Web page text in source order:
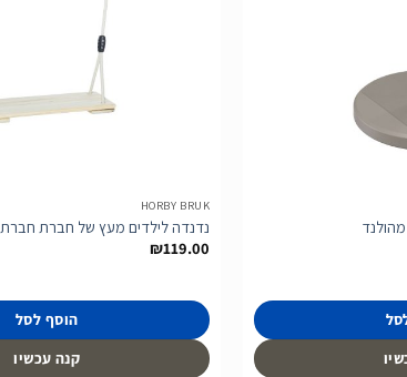
HORBY BRUK
נדנדה לילדים מעץ של חברת חברת Dice מבלגיה
₪119.00
הוסף לסל
קנה עכשיו